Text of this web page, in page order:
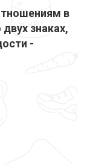
в
знаках,
-